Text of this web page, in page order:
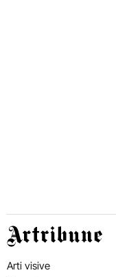
Artribune
Arti visive